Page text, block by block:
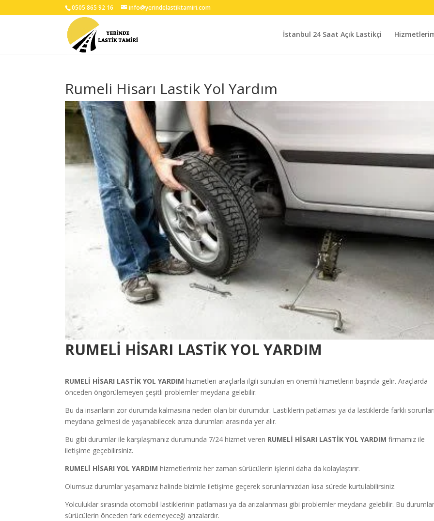
0505 865 92 16 info@yerindelastiktamiri.com
İstanbul 24 Saat Açık Lastikçi
Rumeli Hisarı Lastik Yol Yardım
RUMELİ HİSARI LASTİK YOL YARDIM
RUMELİ HİSARI LASTİK YOL YARDIMhizmetleri araçlarla ilgili sunulan en önemli hizmetlerin başında gelir. Araçlarda
önceden öngörülemeyen çeşitli problemler meydana gelebilir.
Bu da insanların zor durumda kalmasına neden olan bir durumdur. Lastiklerin patlaması ya da lastiklerde farklı
meydana gelmesi de yaşanabilecek arıza durumları arasında yer alır.
Bu gibi durumlar ile karşılaşmanız durumunda 7/24 hizmet veren RUMELİ HİSARI LASTİK YOL YARDIMfirmamız ile
iletişime geçebilirsiniz.
RUMELİ HİSARIYOL YARDIM hizmetlerimiz her zaman sürücülerin işlerini daha da kolaylaştırır.
Olumsuz durumlar yaşamanız halinde bizimle iletişime geçerek sorunlarınızdan kısa sürede kurtulabilirsiniz.
Yolculuklar sırasında otomobil lastiklerinin patlaması ya da arızalanması gibi problemler meydana gelebilir. Bu
sürücülerin önceden fark edemeyeceği arızalardır.